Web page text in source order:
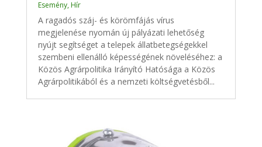
Esemény, Hír
A ragadós száj- és körömfájás vírus
megjelenése nyomán új pályázati lehetőség
nyújt segítséget a telepek állatbetegségekkel
szembeni ellenálló képességének növeléséhez: a
Közös Agrárpolitika Irányító Hatósága a Közös
Agrárpolitikából és a nemzeti költségvetésből...